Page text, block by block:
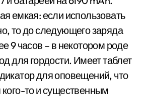
емкая: если использовать
то до следующего заряда
9 часов – в некотором роде
для гордости. Имеет таблет
для оповещений, что
то и существенным